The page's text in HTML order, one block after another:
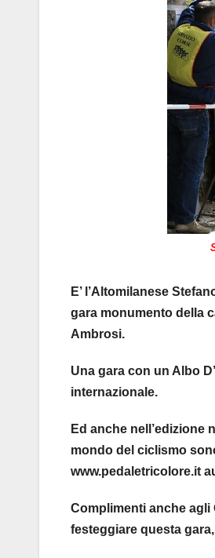
E’ l’Altomilanese
gara monumento della
Ambrosi.
Una gara con un Albo
internazionale.
Ed anche nell’edizione
mondo del ciclismo
www.pedaletricolore.it
Complimenti anche agli
festeggiare questa